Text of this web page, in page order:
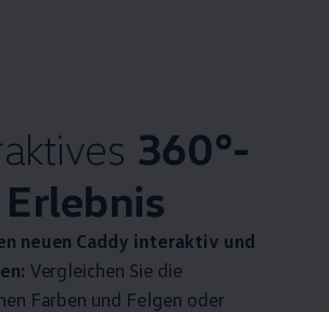
360°-
Erlebnis
neuen Caddy interaktiv und
Vergleichen Sie die
Farben und Felgen oder